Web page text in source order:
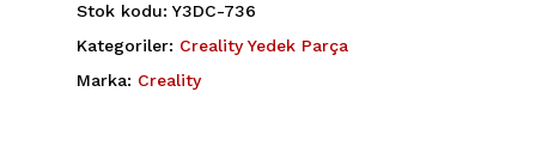
Stok kodu: Y3DC-736
Kategoriler: Creality Yedek Parça
Marka: Creality